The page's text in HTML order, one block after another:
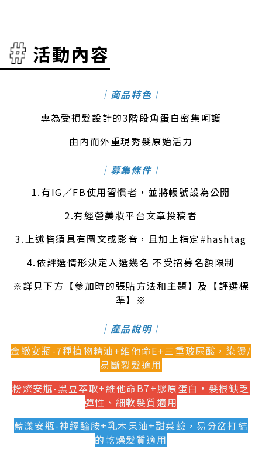
活動內容
｜商品特色｜
專為受損髮設計的3階段角蛋白密集呵護
由內而外重現秀髮原始活力
｜募集條件｜
1.有IG／FB使用習慣者，並將帳號設為公開
2.有經營美妝平台文章投稿者
3.上述皆須具有圖文或影音，且加上指定#hashtag
4.依評選情形決定入選幾名 不受招募名額限制
※詳見下方【參加時的張貼方法和主題】及【評選標
準】※
｜產品說明｜
金緻安瓶-7種植物精油+維他命E+三重玻尿酸，染燙/
易斷裂髮適用
粉燦安瓶-黑豆萃取+維他命B7+膠原蛋白，髮根缺乏
彈性、細軟髮質適用
藍漾安瓶-神經醯胺+乳木果油+甜菜鹼，易分岔打結
的乾燥髮質適用